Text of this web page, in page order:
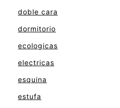
doble cara
dormitorio
ecologicas
electricas
esquina
estufa